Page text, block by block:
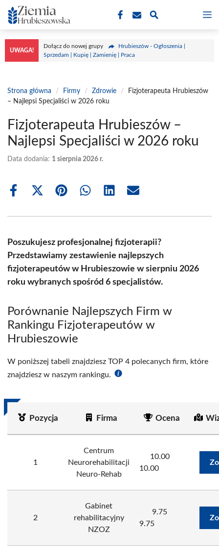
Przejdź
do
treści
UWAGA!
Dołącz do nowej grupy
Hrubieszów - Ogłoszenia |
Sprzedam | Kupię | Zamienię | Praca
Strona główna / Firmy / Zdrowie /
Fizjoterapeuta Hrubieszów
– Najlepsi Specjaliści w 2026 roku
Fizjoterapeuta Hrubieszów –
Najlepsi Specjaliści w 2026 roku
Data dodania: 1 sierpnia 2026 r.
Share
Share
(Twitter)
Share Share Share Share
Poszukujesz profesjonalnej fizjoterapii?
Przedstawiamy zestawienie najlepszych
fizjoterapeutów w Hrubieszowie w sierpniu 2026
roku wybranych spośród 6 specjalistów.
Porównanie Najlepszych Firm w
Rankingu Fizjoterapeutów w
Hrubieszowie
W poniższej tabeli znajdziesz TOP 4 polecanych firm, które
znajdziesz w naszym rankingu.
Pozycja Firma Ocena
1
Centrum
Neurorehabilitacji
Neuro-Rehab
10.00
10.00
2
Gabinet
rehabilitacyjny
NZOZ
9.75
9.75